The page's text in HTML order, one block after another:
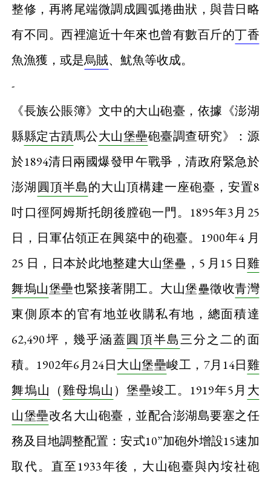
整修，再將尾端微調成圓弧捲曲狀，與昔日略
有不同。西裡滬近十年來也曾有數百斤的丁香
魚漁獲，或是烏賊、魷魚等收成。
-
《長族公賬簿》文中的大山砲臺，依據《澎湖
縣縣定古蹟馬公大山堡壘砲臺調查研究》：源
於1894清日兩國爆發甲午戰爭，清政府緊急於
澎湖圓頂半島的大山頂構建一座砲臺，安置8
吋口徑阿姆斯托朗後膛砲一門。1895年3月25
日，日軍佔領正在興築中的砲臺。1900年4 月
25 日，日本於此地整建大山堡壘，5 月15 日雞
舞塢山堡壘也緊接著開工。大山堡壘徵收青灣
東側原本的官有地並收購私有地，總面積達
62,490坪，幾乎涵蓋圓頂半島三分之二的面
積。1902年6月24日大山堡壘峻工，7月14日雞
舞塢山
（雞母塢山 ）堡壘竣工。1919年5月 大
山堡壘改名大山砲臺，並配合澎湖島要塞之任
務及目地調整配置：安式10”加砲外增設15速加
取代。直至1933年後，大山砲臺與內垵社砲